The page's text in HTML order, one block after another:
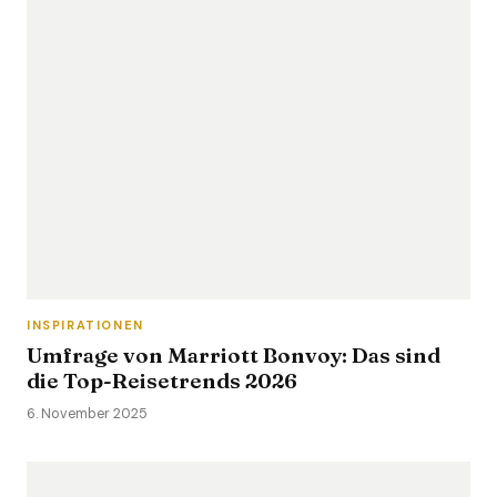
INSPIRATIONEN
Umfrage von Marriott Bonvoy: Das sind
die Top-Reisetrends 2026
6. November 2025